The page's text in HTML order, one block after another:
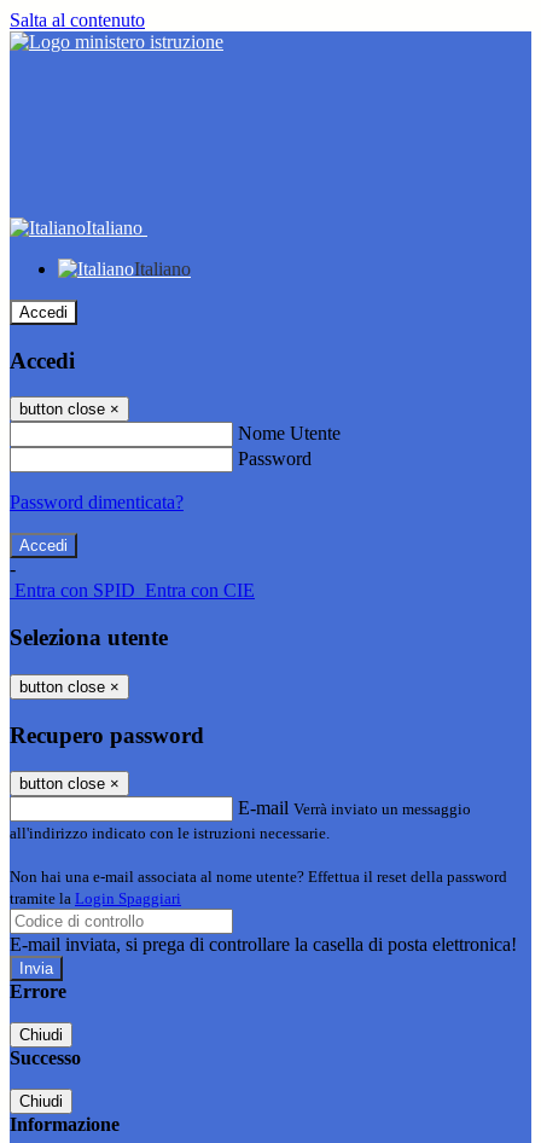
Salta al contenuto
Italiano
Italiano
Accedi
Accedi
button close ×
Nome Utente
Password
Password dimenticata?
-
Entra con SPID Entra con CIE
Seleziona utente
button close ×
Recupero password
button close ×
E-mail Verrà inviato un messaggio
all'indirizzo indicato con le istruzioni necessarie.
Non hai una e-mail associata al nome utente? Effettua il reset della password
tramite la Login Spaggiari
E-mail inviata, si prega di controllare la casella di posta elettronica!
Errore
Chiudi
Successo
Chiudi
Informazione